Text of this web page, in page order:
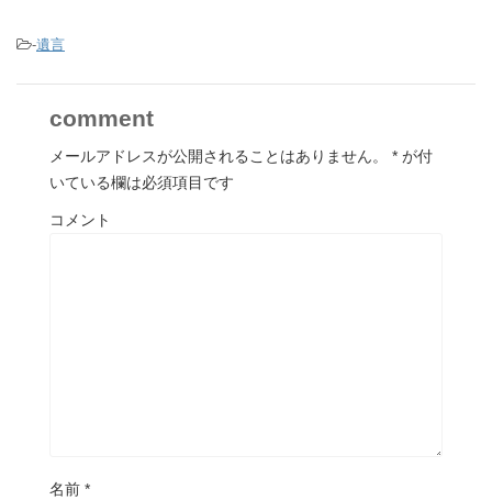
-遺言
comment
メールアドレスが公開されることはありません。 * が付
いている欄は必須項目です
コメント
名前 *